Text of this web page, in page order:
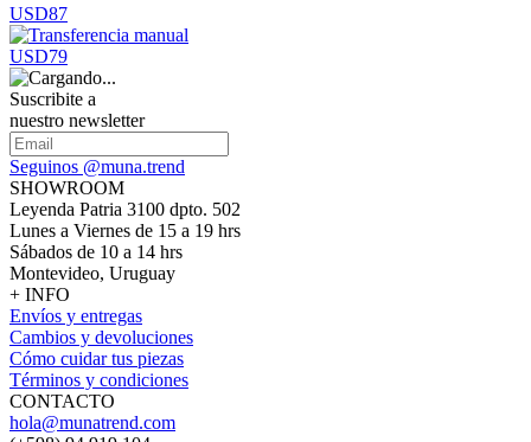
USD87
USD79
Suscribite a
nuestro newsletter
Seguinos @muna.trend
SHOWROOM
Leyenda Patria 3100 dpto. 502
Lunes a Viernes de 15 a 19 hrs
Sábados de 10 a 14 hrs
Montevideo, Uruguay
+ INFO
Envíos y entregas
Cambios y devoluciones
Cómo cuidar tus piezas
Términos y condiciones
CONTACTO
hola@munatrend.com